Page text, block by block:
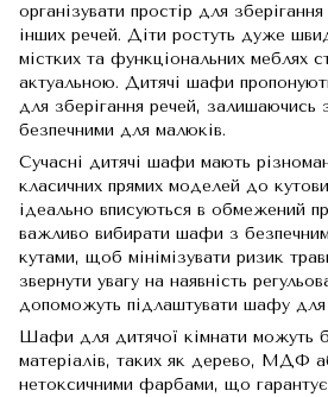
організувати простір для
інших речей. Діти ростуть дуже
містких та функціональних меблях
актуальною. Дитячі шафи
для зберігання речей, залишаючись
безпечними для малюків.
Сучасні дитячі шафи мають
класичних прямих моделей до
ідеально вписуються в обмежений
важливо вибирати шафи з
кутами, щоб мінімізувати ризик
звернути увагу на наявність
допоможуть підлаштувати шафу для
Шафи для дитячої кімнати можуть
матеріалів, таких як дерево, МДФ
нетоксичними фарбами, що